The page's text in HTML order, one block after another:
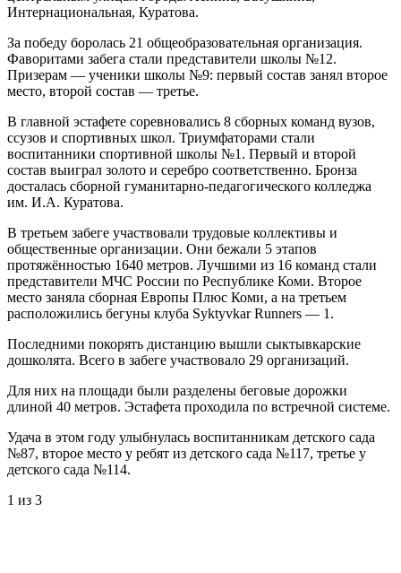
Интернациональная, Куратова.
За победу боролась 21 общеобразовательная организация.
Фаворитами забега стали представители школы №12.
Призерам — ученики школы №9: первый состав занял второе
место, второй состав — третье.
В главной эстафете соревновались 8 сборных команд вузов,
ссузов и спортивных школ. Триумфаторами стали
воспитанники спортивной школы №1. Первый и второй
состав выиграл золото и серебро соответственно. Бронза
досталась сборной гуманитарно-педагогического колледжа
им. И.А. Куратова.
В третьем забеге участвовали трудовые коллективы и
общественные организации. Они бежали 5 этапов
протяжённостью 1640 метров. Лучшими из 16 команд стали
представители МЧС России по Республике Коми. Второе
место заняла сборная Европы Плюс Коми, а на третьем
расположились бегуны клуба Syktyvkar Runners — 1.
Последними покорять дистанцию вышли сыктывкарские
дошколята. Всего в забеге участвовало 29 организаций.
Для них на площади были разделены беговые дорожки
длиной 40 метров. Эстафета проходила по встречной системе.
Удача в этом году улыбнулась воспитанникам детского сада
№87, второе место у ребят из детского сада №117, третье у
детского сада №114.
1 из 3